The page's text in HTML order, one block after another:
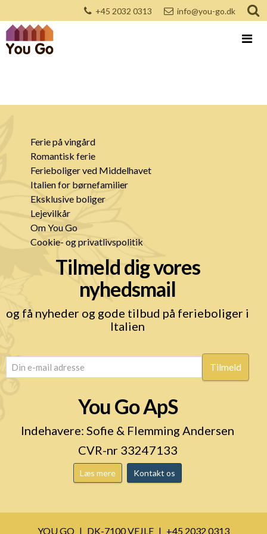
+45 2032 0313 info@you-go.dk
Ferie på vingård
Romantisk ferie
Ferieboliger ved Middelhavet
Italien for børnefamilier
Eksklusive boliger
Lejevilkår
Om You Go
Cookie- og privatlivspolitik
Tilmeld dig vores
nyhedsmail
og få nyheder og gode tilbud på ferieboliger i
Italien
(Påkrævet)
You Go ApS
Indehavere: Sofie & Flemming Andersen
CVR-nr 33247133
Læs mere Kontakt os
YOU GO DK-7100 VEJLE +45 2032 0313